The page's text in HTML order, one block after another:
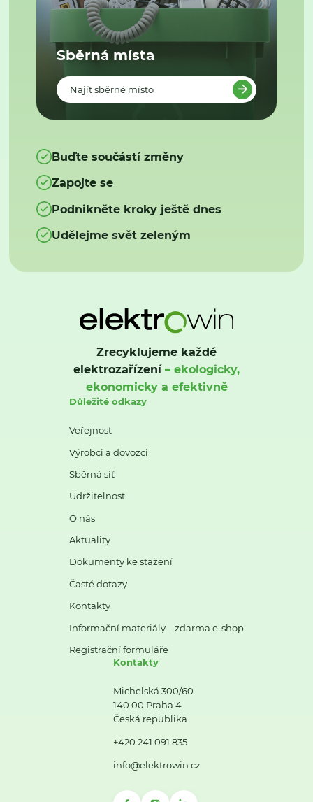
Sběrná místa
Najít sběrné místo
Buďte součástí změny
Zapojte se
Podnikněte kroky ještě dnes
Udělejme svět zeleným
Zrecyklujeme každé
elektrozařízení– ekologicky,
ekonomicky a efektivně
Důležité odkazy
Veřejnost
Výrobci a dovozci
Sběrná síť
Udržitelnost
O nás
Aktuality
Dokumenty ke stažení
Časté dotazy
Kontakty
Informační materiály – zdarma e-shop
Registrační formuláře
Kontakty
Michelská 300/60
140 00 Praha 4
Česká republika
+420 241 091 835
info@elektrowin.cz